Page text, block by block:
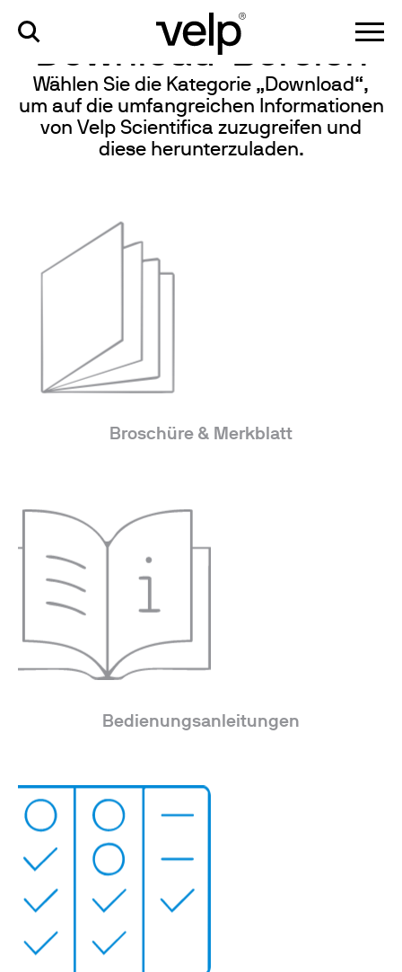
Download-Bereich
Wählen Sie die Kategorie „Download“,
um auf die umfangreichen Informationen
von Velp Scientifica zuzugreifen und
diese herunterzuladen.
Broschüre & Merkblatt
Bedienungsanleitungen